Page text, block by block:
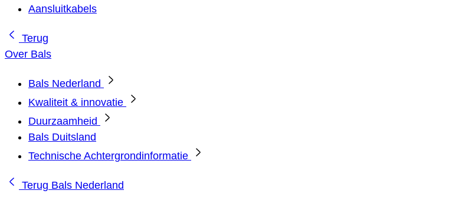
Aansluitkabels
Terug
Over Bals
Bals Nederland
Kwaliteit & innovatie
Duurzaamheid
Bals Duitsland
Technische Achtergrondinformatie
Terug Bals Nederland